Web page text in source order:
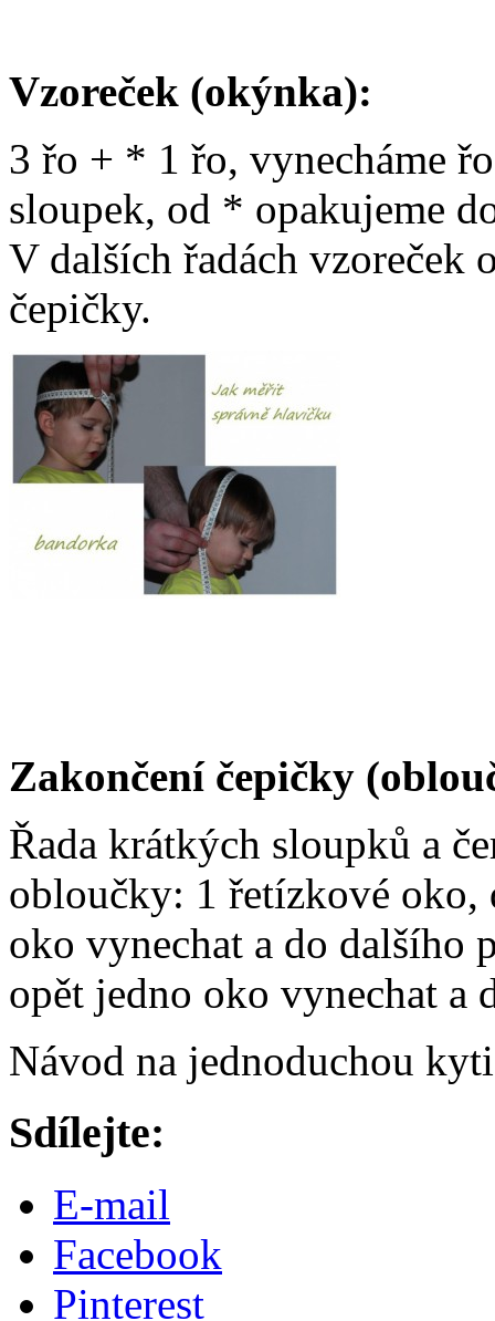
Vzoreček (okýnka):
3 řo + * 1 řo, vynecháme
sloupek, od * opakujeme
V dalších řadách vzoreček
čepičky.
Zakončení čepičky
Řada krátkých sloupků a
obloučky: 1 řetízkové oko,
oko vynechat a do dalšího
opět jedno oko vynechat
Návod na jednoduchou
Sdílejte:
E-mail
Facebook
Pinterest